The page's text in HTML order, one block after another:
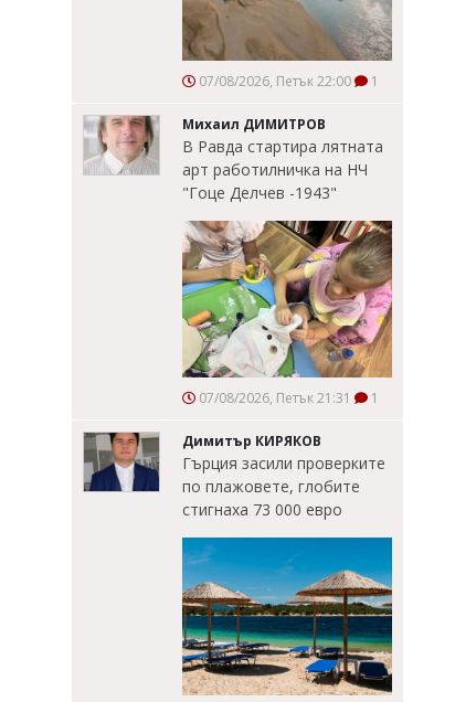
07/08/2026, Петък 22:00 1
Михаил ДИМИТРОВ
В Равда стартира лятната
арт работилничка на НЧ
"Гоце Делчев -1943"
07/08/2026, Петък 21:31 1
Димитър КИРЯКОВ
Гърция засили проверките
по плажовете, глобите
стигнаха 73 000 евро